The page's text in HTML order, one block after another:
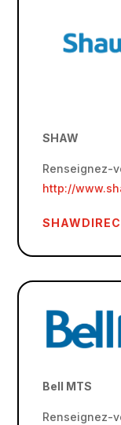
SHAW
Renseignez-
http://
Bell MTS
Renseignez-